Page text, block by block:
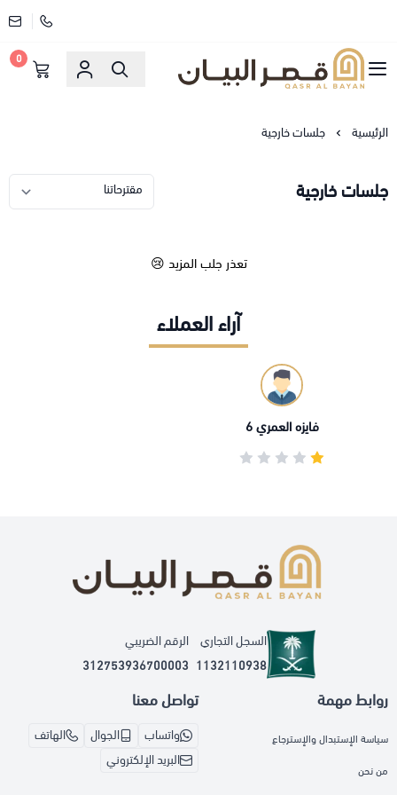
قصر البيان للمفارش والاثاث
0
الرئيسية جلسات خارجية
جلسات خارجية
تعذر جلب المزيد 😢
آراء العملاء
فايزه العمري 6
السجل التجاري
1132110938
الرقم الضريبي
312753936700003
روابط مهمة
سياسة الإستبدال والإسترجاع
من نحن
تواصل معنا
واتساب الجوال
الهاتف
البريد الإلكتروني